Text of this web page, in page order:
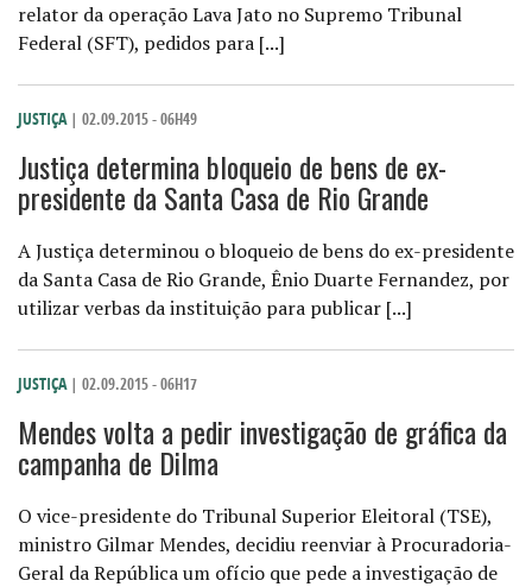
relator da operação Lava Jato no Supremo Tribunal
Federal (SFT), pedidos para [...]
JUSTIÇA | 02.09.2015 - 06H49
Justiça determina bloqueio de bens de ex-
presidente da Santa Casa de Rio Grande
A Justiça determinou o bloqueio de bens do ex-presidente
da Santa Casa de Rio Grande, Ênio Duarte Fernandez, por
utilizar verbas da instituição para publicar [...]
JUSTIÇA | 02.09.2015 - 06H17
Mendes volta a pedir investigação de gráfica da
campanha de Dilma
O vice-presidente do Tribunal Superior Eleitoral (TSE),
ministro Gilmar Mendes, decidiu reenviar à Procuradoria-
Geral da República um ofício que pede a investigação de